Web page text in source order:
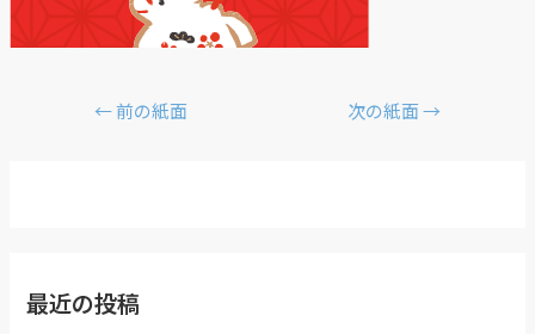
←前の紙面 次の紙面→
最近の投稿